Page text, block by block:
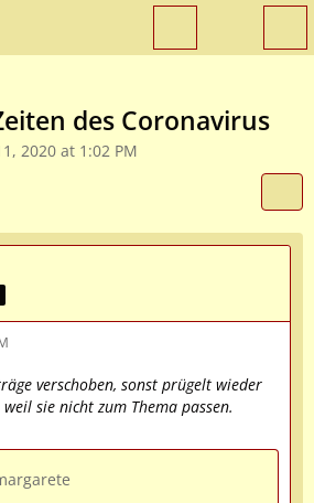
des Coronavirus
2020 at 1:02 PM
verschoben, sonst prügelt wieder
sie nicht zum Thema passen.